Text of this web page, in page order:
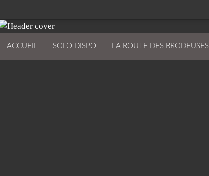
ACCUEIL SOLO DISPO LA ROUTE DES BRODEUSES